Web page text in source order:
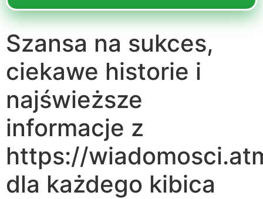
Szansa na sukces,
ciekawe historie i
najświeższe
informacje z
https://
dla każdego kibica